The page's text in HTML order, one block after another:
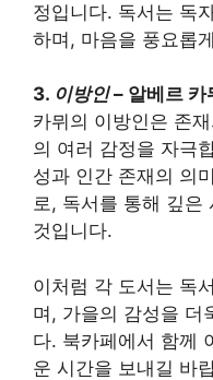
정입니다. 독서는 독
하며, 마음을 풍요롭
3. 이방인– 알베르 카
카뮈의 이방인은 존
의 여러 감정을 자극
성과 인간 존재의 의
로, 독서를 통해 깊은
것입니다.
이처럼 각 도서는 독
며, 가을의 감성을 더
다. 북카페에서 함께
운 시간을 보내길 바